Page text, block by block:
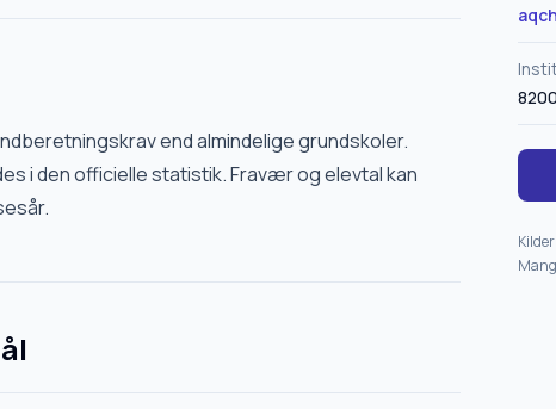
end almindelige grundskoler.
i den officielle statistik. Fravær og elevtal kan